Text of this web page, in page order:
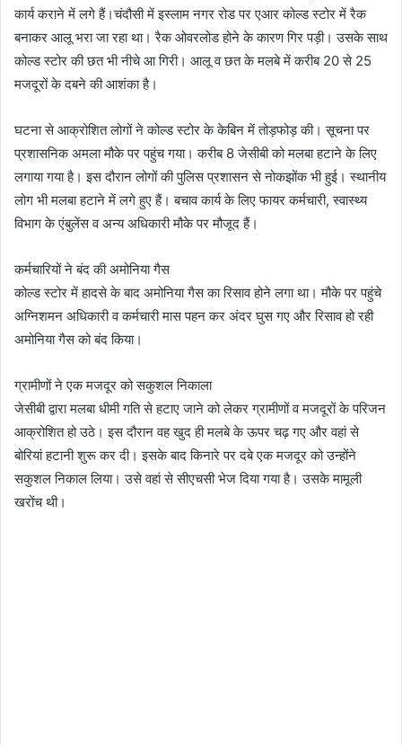
कार्य कराने में लगे हैं।चंदौसी में इस्लाम नगर रोड पर एआर कोल्ड स्टोर में रैक
बनाकर आलू भरा जा रहा था। रैक ओवरलोड होने के कारण गिर पड़ी। उसके साथ
कोल्ड स्टोर की छत भी नीचे आ गिरी। आलू व छत के मलबे में करीब 20 से 25
मजदूरों के दबने की आशंका है।
घटना से आक्रोशित लोगों ने कोल्ड स्टोर के केबिन में तोड़फोड़ की। सूचना पर
प्रशासनिक अमला मौके पर पहुंच गया। करीब 8 जेसीबी को मलबा हटाने के लिए
लगाया गया है। इस दौरान लोगों की पुलिस प्रशासन से नोकझोंक भी हुई। स्थानीय
लोग भी मलबा हटाने में लगे हुए हैं। बचाव कार्य के लिए फायर कर्मचारी, स्वास्थ्य
विभाग के एंबुलेंस व अन्य अधिकारी मौके पर मौजूद हैं।
कर्मचारियों ने बंद की अमोनिया गैस
कोल्ड स्टोर में हादसे के बाद अमोनिया गैस का रिसाव होने लगा था। मौके पर पहुंचे
अग्निशमन अधिकारी व कर्मचारी मास पहन कर अंदर घुस गए और रिसाव हो रही
अमोनिया गैस को बंद किया।
ग्रामीणों ने एक मजदूर को सकुशल निकाला
जेसीबी द्वारा मलबा धीमी गति से हटाए जाने को लेकर ग्रामीणों व मजदूरों के परिजन
आक्रोशित हो उठे। इस दौरान वह खुद ही मलबे के ऊपर चढ़ गए और वहां से
बोरियां हटानी शुरू कर दी। इसके बाद किनारे पर दबे एक मजदूर को उन्होंने
सकुशल निकाल लिया। उसे वहां से सीएचसी भेज दिया गया है। उसके मामूली
खरोंच थी।